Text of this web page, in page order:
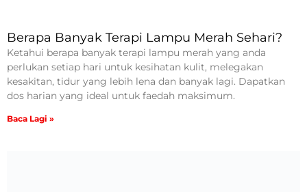
Berapa Banyak Terapi Lampu Merah Sehari?
Ketahui berapa banyak terapi lampu merah yang anda
perlukan setiap hari untuk kesihatan kulit, melegakan
kesakitan, tidur yang lebih lena dan banyak lagi. Dapatkan
dos harian yang ideal untuk faedah maksimum.
Baca Lagi »